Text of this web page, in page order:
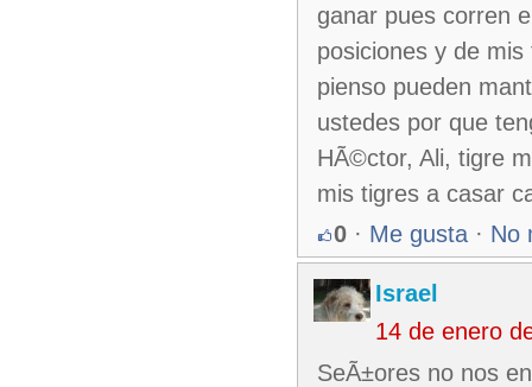
ganar pues corren
posiciones y de
pienso pueden
ustedes por que
HÃ©ctor, Ali, tigre
mis tigres a casar
0 · Me gusta · No
Israel
14 de enero
SeÃ±ores no nos